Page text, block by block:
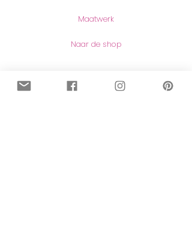
Maatwerk
Naar de shop
Contact